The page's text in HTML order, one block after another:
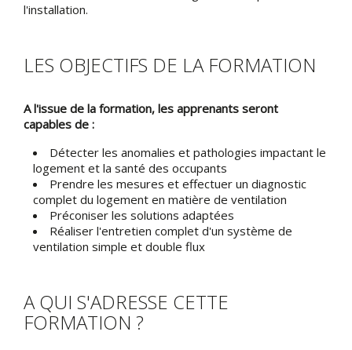
l'installation.
LES OBJECTIFS DE LA FORMATION
A l'issue de la formation, les apprenants seront
capables de :
Détecter les anomalies et pathologies impactant le
logement et la santé des occupants
Prendre les mesures et effectuer un diagnostic
complet du logement en matière de ventilation
Préconiser les solutions adaptées
Réaliser l'entretien complet d'un système de
ventilation simple et double flux
A QUI S'ADRESSE CETTE
FORMATION ?